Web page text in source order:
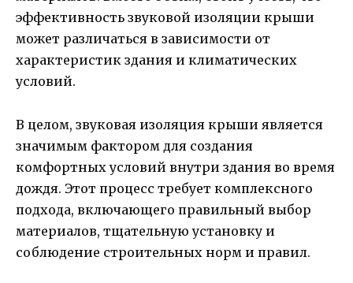
эффективность звуковой изоляции крыши
может различаться в зависимости от
характеристик здания и климатических
условий.
В целом, звуковая изоляция крыши является
значимым фактором для создания
комфортных условий внутри здания во время
дождя. Этот процесс требует комплексного
подхода, включающего правильный выбор
материалов, тщательную установку и
соблюдение строительных норм и правил.